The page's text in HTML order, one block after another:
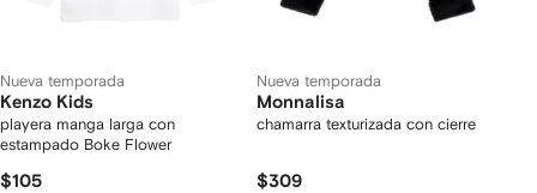
Nueva temporada
Kenzo Kids
playera manga larga con
estampado Boke Flower
$105
Nueva temporada
Monnalisa
chamarra texturizada con cierre
$309